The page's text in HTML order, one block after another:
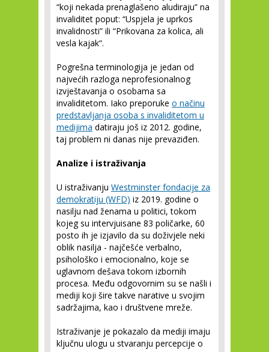
“koji nekada prenaglašeno aludiraju” na
invaliditet poput: “Uspjela je uprkos
invalidnosti” ili “Prikovana za kolica, ali
vesla kajak“.
Pogrešna terminologija je jedan od
najvećih razloga neprofesionalnog
izvještavanja o osobama sa
invaliditetom. Iako preporuke o načinu
predstavljanja osoba s invaliditetom u
medijima datiraju još iz 2012. godine,
taj problem ni danas nije prevaziđen.
Analize i istraživanja
U istraživanju Westminster fondacije za
demokratiju (WFD) iz 2019. godine o
nasilju nad ženama u politici, tokom
kojeg su intervjuisane 83 poličarke, 60
posto ih je izjavilo da su doživjele neki
oblik nasilja - najčešće verbalno,
psihološko i emocionalno, koje se
uglavnom dešava tokom izbornih
procesa. Među odgovornim su se našli i
mediji koji šire takve narative u svojim
sadržajima, kao i društvene mreže.
Istraživanje je pokazalo da mediji imaju
ključnu ulogu u stvaranju percepcije o